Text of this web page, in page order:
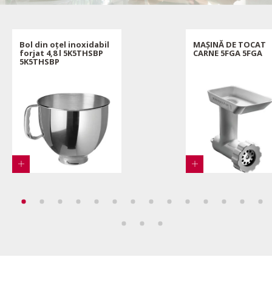
Bol din oțel inoxidabil
forjat 4,8 l 5K5THSBP
5K5THSBP
MAȘINĂ DE TOCAT
CARNE 5FGA 5FGA